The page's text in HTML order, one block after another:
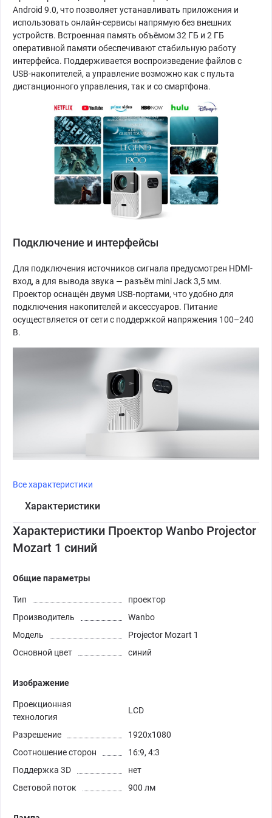
Android 9.0, что позволяет устанавливать приложения и
использовать онлайн-сервисы напрямую без внешних
устройств. Встроенная память объёмом 32 ГБ и 2 ГБ
оперативной памяти обеспечивают стабильную работу
интерфейса. Поддерживается воспроизведение файлов с
USB-накопителей, а управление возможно как с пульта
дистанционного управления, так и со смартфона.
Подключение и интерфейсы
Для подключения источников сигнала предусмотрен HDMI-
вход, а для вывода звука — разъём mini Jack 3,5 мм.
Проектор оснащён двумя USB-портами, что удобно для
подключения накопителей и аксессуаров. Питание
осуществляется от сети с поддержкой напряжения 100–240
В.
Все характеристики
Характеристики
Характеристики Проектор Wanbo Projector
Mozart 1 синий
Общие параметры
Тип
проектор
Производитель
Wanbo
Модель
Projector Mozart 1
Основной цвет
синий
Изображение
Проекционная
технология
LCD
Разрешение
1920x1080
Соотношение сторон
16:9, 4:3
Поддержка 3D
нет
Световой поток
900 лм